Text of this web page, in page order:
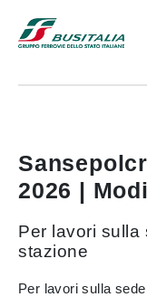
2026 |
Per lavori sulla
stazione
Per lavori sulla